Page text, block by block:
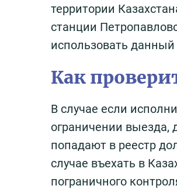
территории
станции
использовать
Как
В случае если
ограничении
попадают в реестр
случае въехать в
пограничного